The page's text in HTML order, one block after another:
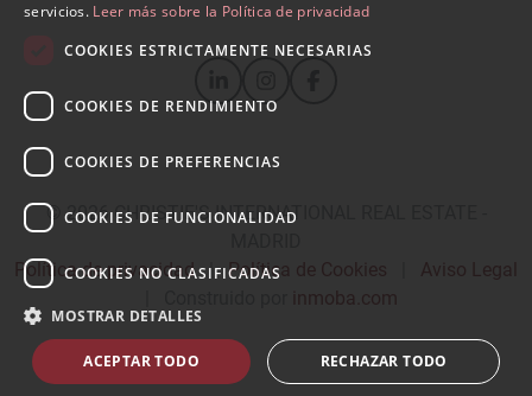
© 2026CHRISTIE'S INTERNATIONAL REAL ESTATE -
Política de privacidad
| Política de Cookies
Aviso Legal
inmoba.com
servicios. Leer más sobre la Política de privacidad
COOKIES ESTRICTAMENTE NECESARIAS
COOKIES DE RENDIMIENTO
COOKIES DE PREFERENCIAS
COOKIES DE FUNCIONALIDAD
COOKIES NO CLASIFICADAS
MOSTRAR DETALLES
ACEPTAR TODO RECHAZAR TODO